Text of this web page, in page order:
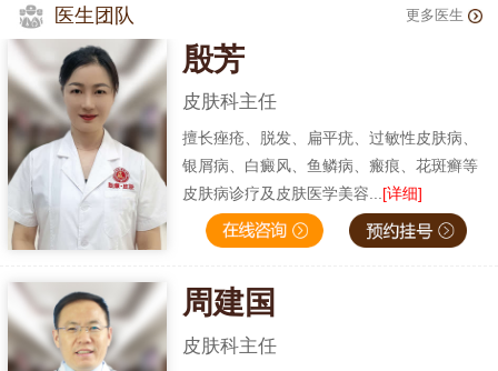
医生团队 更多医生
殷芳
皮肤科主任
擅长痤疮、脱发、扁平疣、过敏性皮肤病、
银屑病、白癜风、鱼鳞病、瘢痕、花斑癣等
皮肤病诊疗及皮肤医学美容... [详细]
周建国
皮肤科主任